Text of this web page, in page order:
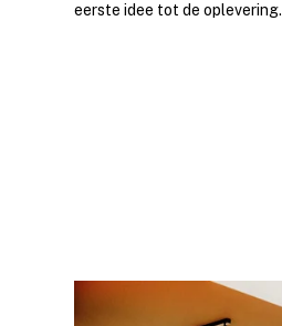
eerste idee tot de oplevering.